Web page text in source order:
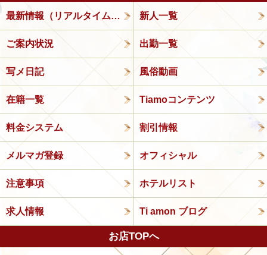
最新情報（リアルタイム速報） 新人一覧
ご案内状況 出勤一覧
写メ日記 風俗動画
在籍一覧 Tiamoコンテンツ
料金システム 割引情報
メルマガ登録 オフィシャル
注意事項 ホテルリスト
求人情報 Ti amon ブログ
お店TOPへ